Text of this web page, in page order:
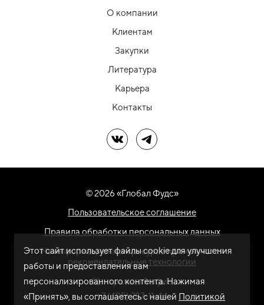
О компании
Клиентам
Закупки
Литература
Карьера
Контакты
Мы в ВКМы в Telegram
© 2026 «Глобал Фудс»
Пользовательское соглашение
Правила обработки персональных данных
На информационном ресурсе применяются
рекомендательные технологии
Центральный офис
+7 (495) 787-11-44
Этот сайт использует файлы cookie для улучшения
работы и предоставления вам
персонализированного контента. Нажимая
«Принять», вы соглашаетесь с нашей Политикой